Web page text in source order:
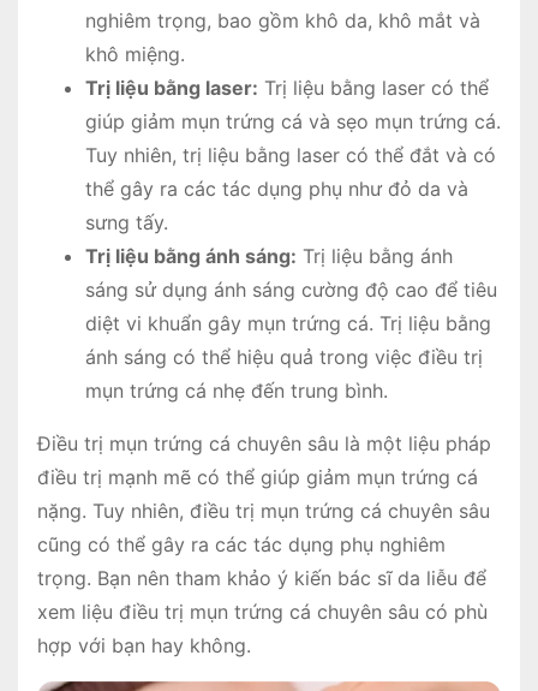
nghiêm trọng, bao gồm khô da, khô mắt và
khô miệng.
Trị liệu bằng laser: Trị liệu bằng laser có thể
giúp giảm mụn trứng cá và sẹo mụn trứng cá.
Tuy nhiên, trị liệu bằng laser có thể đắt và có
thể gây ra các tác dụng phụ như đỏ da và
sưng tấy.
Trị liệu bằng ánh sáng: Trị liệu bằng ánh
sáng sử dụng ánh sáng cường độ cao để tiêu
diệt vi khuẩn gây mụn trứng cá. Trị liệu bằng
ánh sáng có thể hiệu quả trong việc điều trị
mụn trứng cá nhẹ đến trung bình.
Điều trị mụn trứng cá chuyên sâu là một liệu pháp
điều trị mạnh mẽ có thể giúp giảm mụn trứng cá
nặng. Tuy nhiên, điều trị mụn trứng cá chuyên sâu
cũng có thể gây ra các tác dụng phụ nghiêm
trọng. Bạn nên tham khảo ý kiến ​​bác sĩ da liễu để
xem liệu điều trị mụn trứng cá chuyên sâu có phù
hợp với bạn hay không.